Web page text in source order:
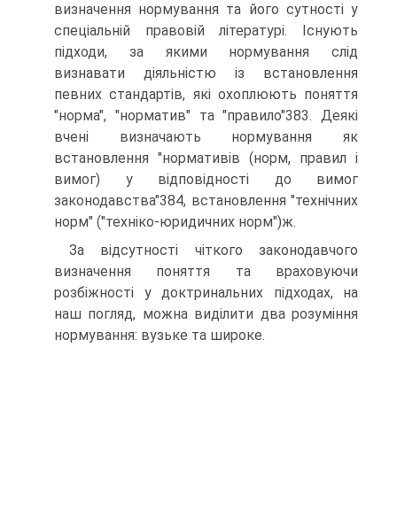
визначення нормування та його сутності у
спеціальній правовій літературі. Існують
підходи, за якими нормування слід
визнавати діяльністю із встановлення
певних стандартів, які охоплюють поняття
"норма", "норматив" та "правило"383. Деякі
вчені визначають нормування як
встановлення "нормативів (норм, правил і
вимог) у відповідності до вимог
законодавства"384, встановлення "технічних
норм" ("техніко-юридичних норм")ж.
За відсутності чіткого законодавчого
визначення поняття та враховуючи
розбіжності у доктринальних підходах, на
наш погляд, можна виділити два розуміння
нормування: вузьке та широке.